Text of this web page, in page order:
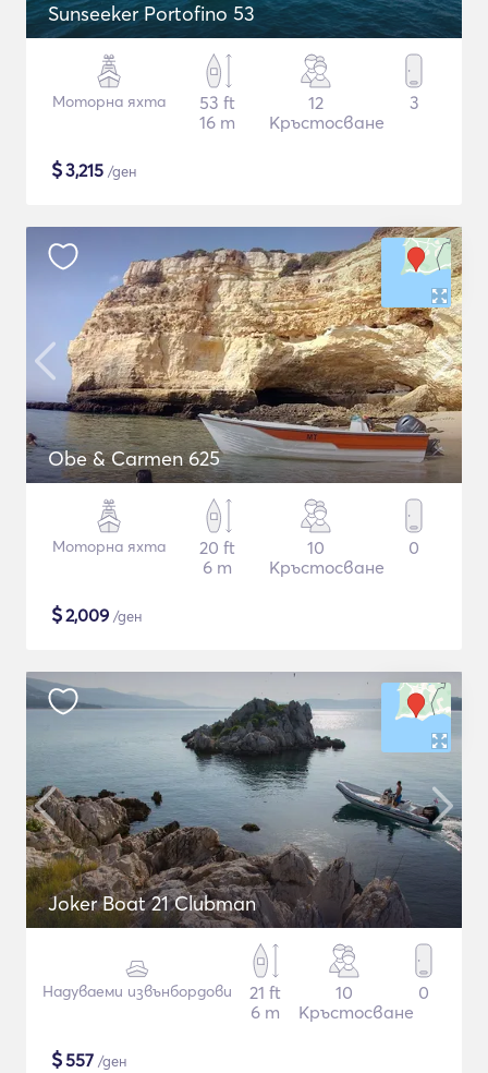
Sunseeker Portofino 53
Моторна яхта
53 ft
16 m
12
Кръстосване
3
$3,215 /ден
Obe & Carmen 625
Моторна яхта
20 ft
6 m
10
Кръстосване
0
$2,009 /ден
Joker Boat 21 Clubman
Надуваеми извънбордови
21 ft
6 m
10
Кръстосване
0
$557 /ден